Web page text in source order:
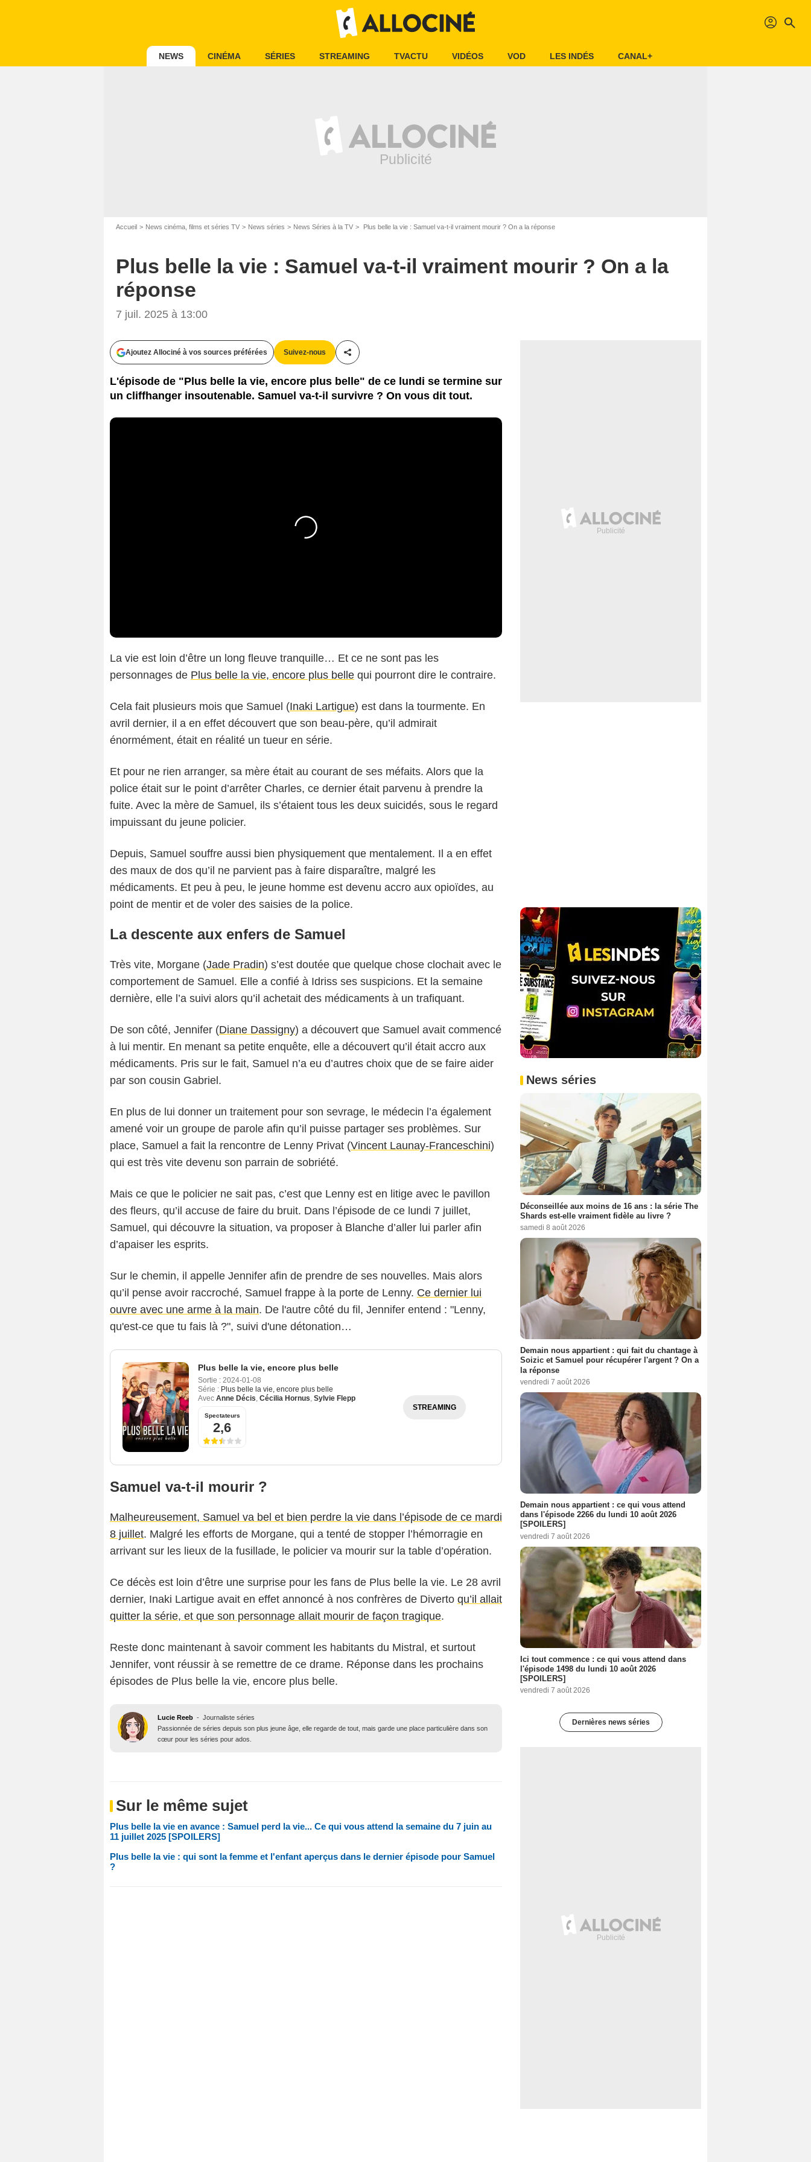
profil search
NEWS CINÉMA SÉRIES STREAMING TVACTU VIDÉOS VOD LES INDÉS CANAL+
Accueil News cinéma, films et séries TV News séries News Séries à la TV Plus belle la vie : Samuel va-t-il vraiment mourir ? On a la réponse
Plus belle la vie : Samuel va-t-il vraiment mourir ? On a la
réponse
7 juil. 2025 à 13:00
Ajoutez Allociné à vos sources préférées Suivez-nous
Partager cet article
L'épisode de "Plus belle la vie, encore plus belle" de ce lundi se termine sur
un cliffhanger insoutenable. Samuel va-t-il survivre ? On vous dit tout.
La vie est loin d’être un long fleuve tranquille… Et ce ne sont pas les
personnages de Plus belle la vie, encore plus belle qui pourront dire le contraire.
Cela fait plusieurs mois que Samuel (Inaki Lartigue) est dans la tourmente. En
avril dernier, il a en effet découvert que son beau-père, qu’il admirait
énormément, était en réalité un tueur en série.
Et pour ne rien arranger, sa mère était au courant de ses méfaits. Alors que la
police était sur le point d’arrêter Charles, ce dernier était parvenu à prendre la
fuite. Avec la mère de Samuel, ils s’étaient tous les deux suicidés, sous le regard
impuissant du jeune policier.
Depuis, Samuel souffre aussi bien physiquement que mentalement. Il a en effet
des maux de dos qu’il ne parvient pas à faire disparaître, malgré les
médicaments. Et peu à peu, le jeune homme est devenu accro aux opioïdes, au
point de mentir et de voler des saisies de la police.
La descente aux enfers de Samuel
Très vite, Morgane (Jade Pradin) s’est doutée que quelque chose clochait avec le
comportement de Samuel. Elle a confié à Idriss ses suspicions. Et la semaine
dernière, elle l’a suivi alors qu’il achetait des médicaments à un trafiquant.
De son côté, Jennifer (Diane Dassigny) a découvert que Samuel avait commencé
à lui mentir. En menant sa petite enquête, elle a découvert qu’il était accro aux
médicaments. Pris sur le fait, Samuel n’a eu d’autres choix que de se faire aider
par son cousin Gabriel.
En plus de lui donner un traitement pour son sevrage, le médecin l’a également
amené voir un groupe de parole afin qu’il puisse partager ses problèmes. Sur
place, Samuel a fait la rencontre de Lenny Privat (Vincent Launay-Franceschini)
qui est très vite devenu son parrain de sobriété.
Mais ce que le policier ne sait pas, c’est que Lenny est en litige avec le pavillon
des fleurs, qu’il accuse de faire du bruit. Dans l’épisode de ce lundi 7 juillet,
Samuel, qui découvre la situation, va proposer à Blanche d’aller lui parler afin
d’apaiser les esprits.
Sur le chemin, il appelle Jennifer afin de prendre de ses nouvelles. Mais alors
qu’il pense avoir raccroché, Samuel frappe à la porte de Lenny. Ce dernier lui
ouvre avec une arme à la main. De l'autre côté du fil, Jennifer entend : "Lenny,
qu'est-ce que tu fais là ?", suivi d'une détonation…
Plus belle la vie, encore plus belle
Sortie : 2024-01-08
Série : Plus belle la vie, encore plus belle
Avec Anne Décis, Cécilia Hornus, Sylvie Flepp
Spectateurs
2,6
STREAMING
Samuel va-t-il mourir ?
Malheureusement, Samuel va bel et bien perdre la vie dans l’épisode de ce mardi
8 juillet. Malgré les efforts de Morgane, qui a tenté de stopper l’hémorragie en
arrivant sur les lieux de la fusillade, le policier va mourir sur la table d’opération.
Ce décès est loin d’être une surprise pour les fans de Plus belle la vie. Le 28 avril
dernier, Inaki Lartigue avait en effet annoncé à nos confrères de Diverto qu’il allait
quitter la série, et que son personnage allait mourir de façon tragique.
Reste donc maintenant à savoir comment les habitants du Mistral, et surtout
Jennifer, vont réussir à se remettre de ce drame. Réponse dans les prochains
épisodes de Plus belle la vie, encore plus belle.
Lucie Reeb - Journaliste séries
Passionnée de séries depuis son plus jeune âge, elle regarde de tout, mais garde une place particulière dans son
cœur pour les séries pour ados.
Sur le même sujet
Plus belle la vie en avance : Samuel perd la vie... Ce qui vous attend la semaine du 7 juin au
11 juillet 2025 [SPOILERS]
Plus belle la vie : qui sont la femme et l'enfant aperçus dans le dernier épisode pour Samuel
?
News séries
Déconseillée aux moins de 16 ans : la série The
Shards est-elle vraiment fidèle au livre ?
samedi 8 août 2026
Demain nous appartient : qui fait du chantage à
Soizic et Samuel pour récupérer l'argent ? On a
la réponse
vendredi 7 août 2026
Demain nous appartient : ce qui vous attend
dans l'épisode 2266 du lundi 10 août 2026
[SPOILERS]
vendredi 7 août 2026
Ici tout commence : ce qui vous attend dans
l'épisode 1498 du lundi 10 août 2026
[SPOILERS]
vendredi 7 août 2026
Dernières news séries